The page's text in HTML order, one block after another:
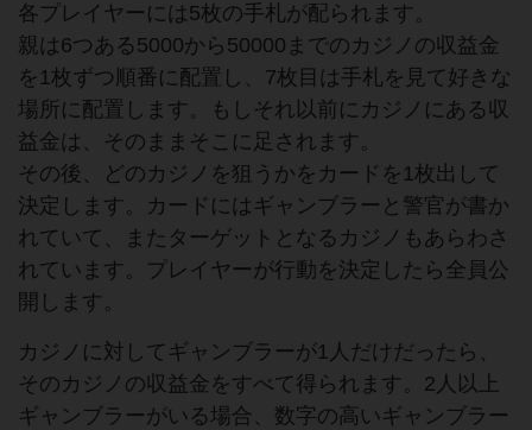
各プレイヤーには5枚の手札が配られます。
親は6つある5000から50000までのカジノの収益金
を1枚ずつ順番に配置し、7枚目は手札を見て好きな
場所に配置します。もしそれ以前にカジノにある収
益金は、そのままそこに足されます。
その後、どのカジノを狙うかをカードを1枚出して
決定します。カードにはギャンブラーと警官が書か
れていて、またターゲットとなるカジノもあらわさ
れています。プレイヤーが行動を決定したら全員公
開します。
カジノに対してギャンブラーが1人だけだったら、
そのカジノの収益金をすべて得られます。2人以上
ギャンブラーがいる場合、数字の高いギャンブラー